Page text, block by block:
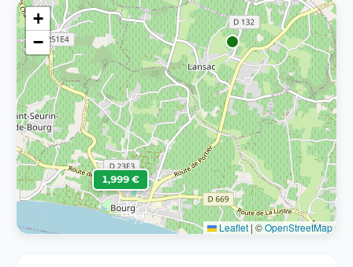
1,999 €
+
−
Leaflet | ©OpenStreetMap